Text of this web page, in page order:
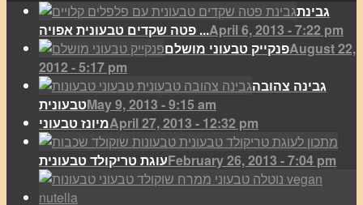
גבינת
פטה שקדים טבעונית אפויה ...April 6, 2013 - 7:22 pm
פנקייק טבעוני מושלםAugust 22,
2012 - 5:17 pm
גבינה צהובה
טבעוניתMay 9, 2013 - 9:15 am
מיונז טבעוניApril 27, 2013 - 12:32 pm
עוגת טריקולד טבעוניתFebruary 26, 2013 - 7:04 pm